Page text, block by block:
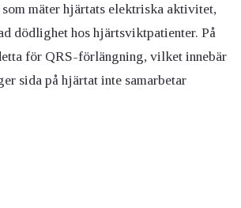
mäter hjärtats elektriska aktivitet,
dödlighet hos hjärtsviktpatienter. På
för QRS-förlängning, vilket innebär
sida på hjärtat inte samarbetar